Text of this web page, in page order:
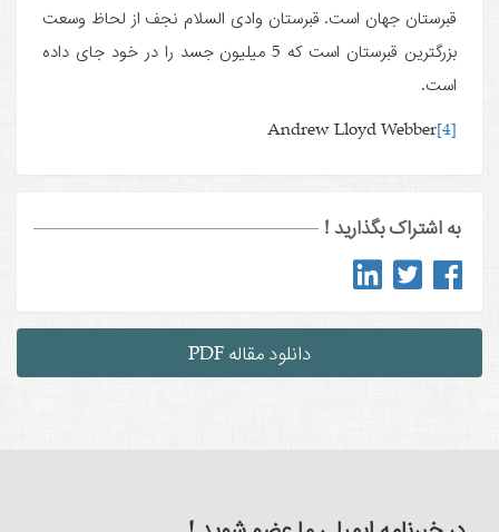
قبرستان جهان است. قبرستان وادی السلام نجف از لحاظ وسعت
بزرگترین قبرستان است که 5 میلیون جسد را در خود جای داده
است.
[4]
Andrew Lloyd Webber
به اشتراک بگذارید !
دانلود مقاله PDF